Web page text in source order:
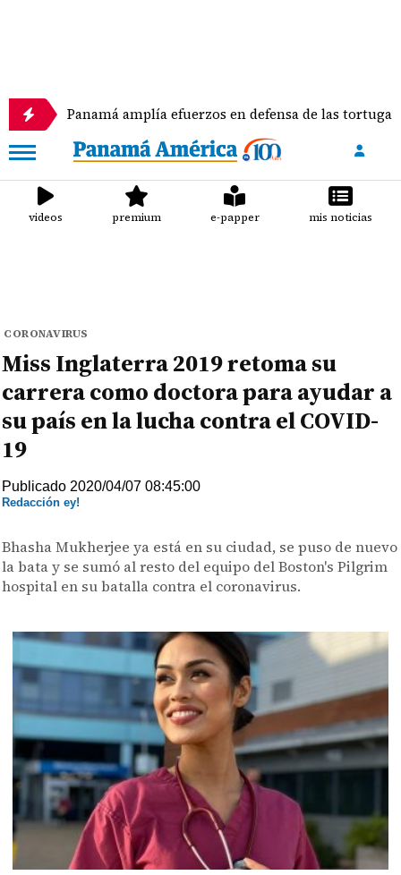
amplía efuerzos en defensa de las tortugas marinas
videos premium e-papper mis noticias
CORONAVIRUS
Miss Inglaterra 2019 retoma su
carrera como doctora para ayudar a
su país en la lucha contra el COVID-
19
Publicado 2020/04/07 08:45:00
Redacción ey!
Bhasha Mukherjee ya está en su ciudad, se puso de nuevo
la bata y se sumó al resto del equipo del Boston's Pilgrim
hospital en su batalla contra el coronavirus.